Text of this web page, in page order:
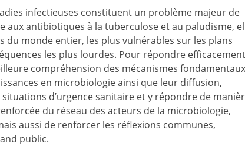
infectieuses constituent un problème majeur de
aux antibiotiques à la tuberculose et au paludisme,
monde entier, les plus vulnérables sur les plans
les plus lourdes. Pour répondre
compréhension des mécanismes
en microbiologie ainsi que leur diffusion,
d’urgence sanitaire et y répondre de
du réseau des acteurs de la microbiologie,
aussi de renforcer les réflexions communes,
public.